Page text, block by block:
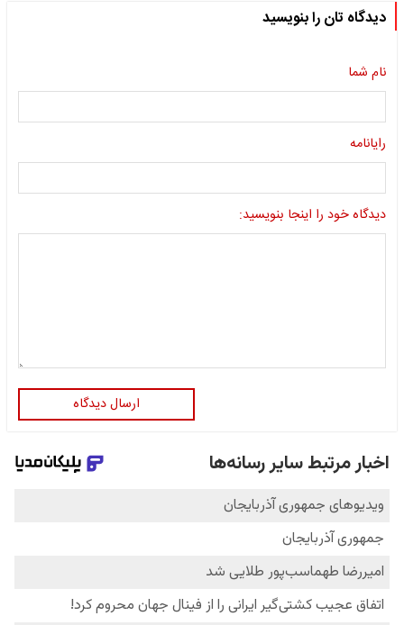
دیدگاه تان را بنویسید
نام شما
رایانامه
دیدگاه خود را اینجا بنویسید:
ارسال دیدگاه